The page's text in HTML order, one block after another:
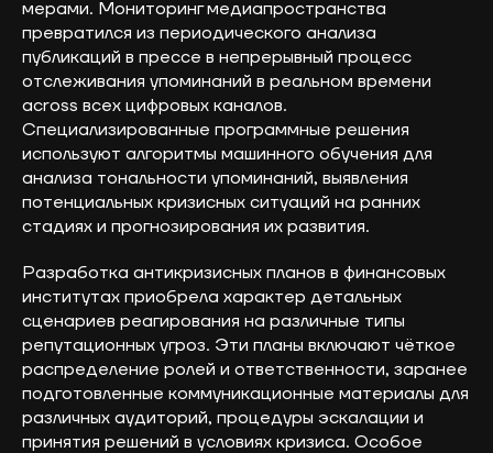
мерами. Мониторинг медиапространства
превратился из периодического анализа
публикаций в прессе в непрерывный процесс
отслеживания упоминаний в реальном времени
across всех цифровых каналов.
Специализированные программные решения
используют алгоритмы машинного обучения для
анализа тональности упоминаний, выявления
потенциальных кризисных ситуаций на ранних
стадиях и прогнозирования их развития.
Разработка антикризисных планов в финансовых
институтах приобрела характер детальных
сценариев реагирования на различные типы
репутационных угроз. Эти планы включают чёткое
распределение ролей и ответственности, заранее
подготовленные коммуникационные материалы для
различных аудиторий, процедуры эскалации и
принятия решений в условиях кризиса. Особое